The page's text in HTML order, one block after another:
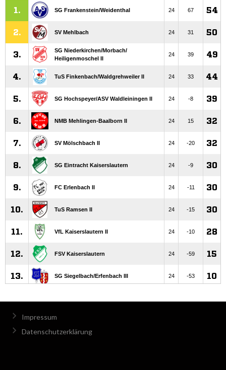
Impressum
Datenschutzerklärung